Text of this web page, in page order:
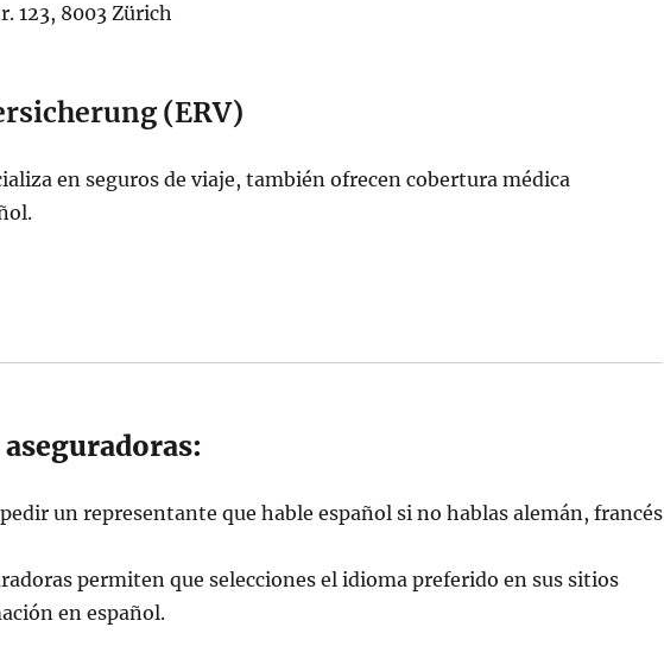
123, 8003 Zürich
(ERV)
en seguros de viaje, también ofrecen cobertura médica
un representante que hable español si no hablas alemán, francés
permiten que selecciones el idioma preferido en sus sitios
en español.